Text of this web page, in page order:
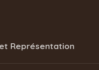
Représentation